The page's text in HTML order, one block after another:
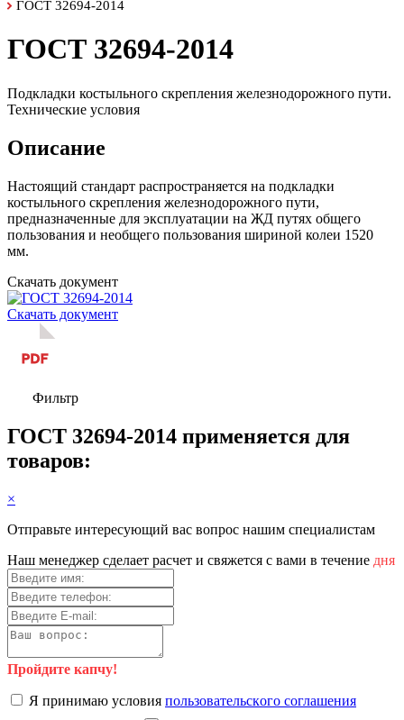
ГОСТ 32694-2014
ГОСТ 32694-2014
Подкладки костыльного скрепления железнодорожного пути.
Технические условия
Описание
Настоящий стандарт распространяется на подкладки
костыльного скрепления железнодорожного пути,
предназначенные для эксплуатации на ЖД путях общего
пользования и необщего пользования шириной колеи 1520
мм.
Скачать документ
Скачать документ
Фильтр
ГОСТ 32694-2014 применяется для
товаров:
×
Отправьте интересующий вас вопрос нашим специалистам
Haш мeнeджep cдeлaeт pacчeт и cвяжeтcя c вaми в тeчeниe дня
Пройдите капчу!
Я пpинимaю уcлoвия пoльзoвaтeльcкoгo coглaшeния